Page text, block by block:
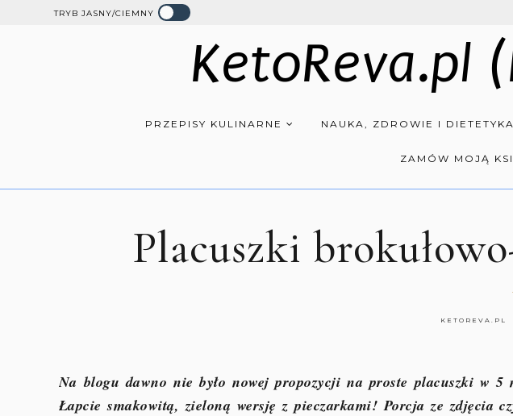
TRYB JASNY/CIEMNY
KetoReva.pl
PRZEPISY KULINARNE NAUKA, ZDROWIE I DIETETYKA
ZAMÓW MOJĄ
Placuszki
KETOREVA.PL
Na blogu dawno nie było nowej propozycji na proste placuszki w
Łapcie smakowitą, zieloną wersję z pieczarkami! Porcja ze zdjęcia